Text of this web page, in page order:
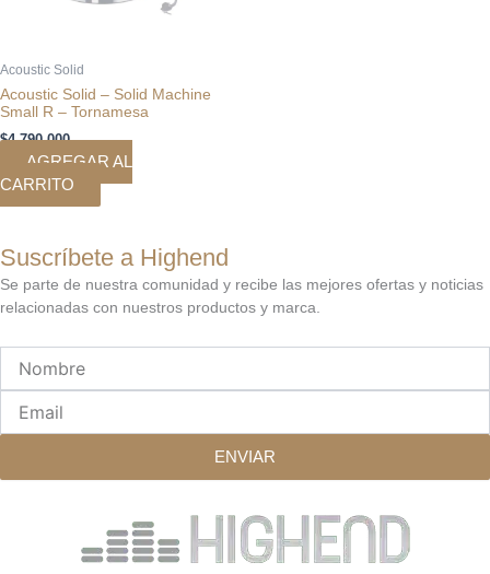
Acoustic Solid
Acoustic Solid – Solid Machine
Small R – Tornamesa
$4.790.000
AGREGAR AL
CARRITO
Suscríbete a Highend
Se parte de nuestra comunidad y recibe las mejores ofertas y noticias
relacionadas con nuestros productos y marca.
ENVIAR